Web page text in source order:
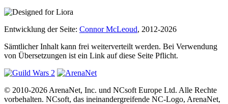
Entwicklung der Seite: Connor McLeoud, 2012-2026
Sämtlicher Inhalt kann frei weiterverteilt werden. Bei Verwendung
von Übersetzungen ist ein Link auf diese Seite Pflicht.
© 2010-2026 ArenaNet, Inc. und NCsoft Europe Ltd. Alle Rechte
vorbehalten. NCsoft, das ineinandergreifende NC-Logo, ArenaNet,